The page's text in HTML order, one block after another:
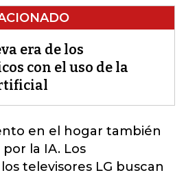
era de los
con el uso de la
en el hogar también
la IA. Los
televisores LG buscan